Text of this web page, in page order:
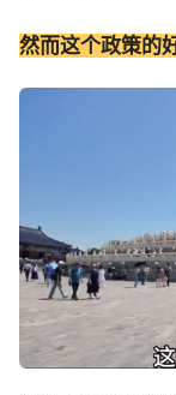
然而这个政策的